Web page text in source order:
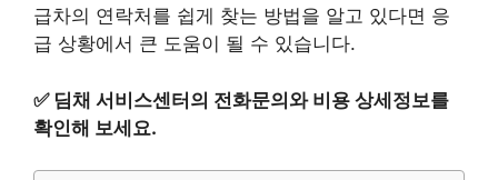
급차의 연락처를 쉽게 찾는 방법을 알고 있다면 응
급 상황에서 큰 도움이 될 수 있습니다.
✅ 딤채 서비스센터의 전화문의와 비용 상세정보를
확인해 보세요.